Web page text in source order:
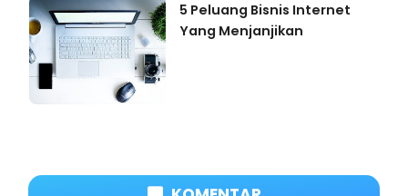
5 Peluang Bisnis Internet
Yang Menjanjikan